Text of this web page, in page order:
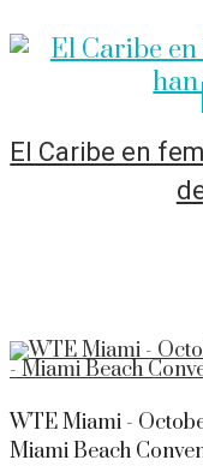
El Caribe en
WTE Miami -
Miami Beach